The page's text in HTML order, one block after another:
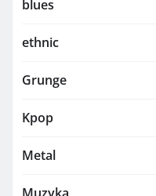
blues
ethnic
Grunge
Kpop
Metal
Muzyka